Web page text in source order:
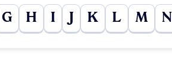
G H I J K L M N